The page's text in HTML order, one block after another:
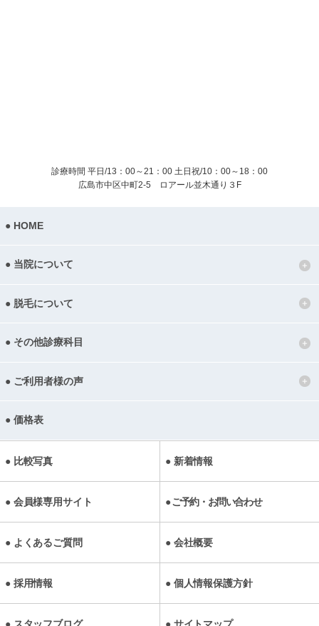
診療時間 平日/13：00～21：00 土日祝/10：00～18：00
広島市中区中町2-5 ロアール並木通り３F
HOME
当院について
脱毛について
その他診療科目
ご利用者様の声
価格表
比較写真
会員様専用サイト
よくあるご質問
採用情報
スタッフブログ
新着情報
ご予約・お問い合わせ
会社概要
個人情報保護方針
サイトマップ